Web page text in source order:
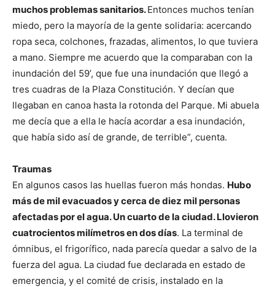
muchos problemas sanitarios.Entonces muchos tenían
miedo, pero la mayoría de la gente solidaria: acercando
ropa seca, colchones, frazadas, alimentos, lo que tuviera
a mano. Siempre me acuerdo que la comparaban con la
inundación del 59’, que fue una inundación que llegó a
tres cuadras de la Plaza Constitución. Y decían que
llegaban en canoa hasta la rotonda del Parque. Mi abuela
me decía que a ella le hacía acordar a esa inundación,
que había sido así de grande, de terrible”, cuenta.
Traumas
En algunos casos las huellas fueron más hondas. Hubo
más de mil evacuados y cerca de diez mil personas
afectadas por el agua. Un cuarto de la ciudad. Llovieron
cuatrocientos milímetros en dos días. La terminal de
ómnibus, el frigorífico, nada parecía quedar a salvo de la
fuerza del agua. La ciudad fue declarada en estado de
emergencia, y el comité de crisis, instalado en la